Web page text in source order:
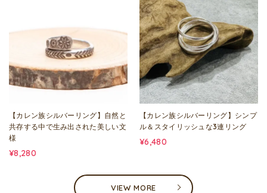
【カレン族シルバーリング】自然と
共存する中で生み出された美しい文
様
¥8,280
【カレン族シルバーリング】シンプ
ル＆スタイリッシュな3連リング
¥6,480
VIEW MORE